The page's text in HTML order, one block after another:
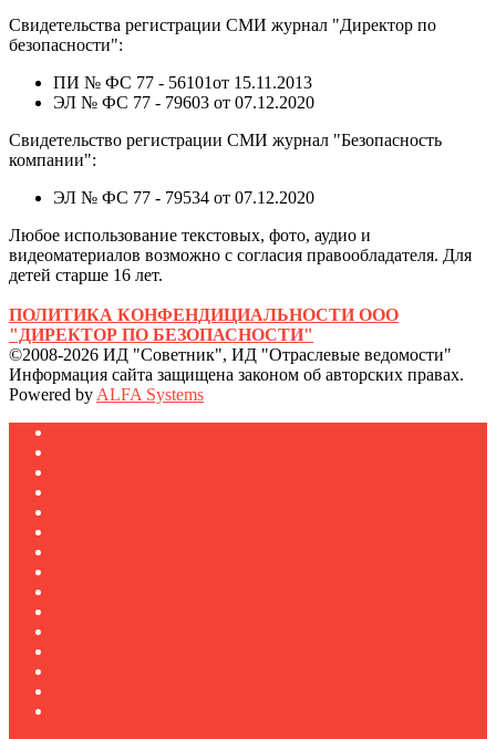
Свидетельства регистрации СМИ журнал "Директор по
безопасности":
ПИ № ФС 77 - 56101от 15.11.2013
ЭЛ № ФС 77 - 79603 от 07.12.2020
Свидетельство регистрации СМИ журнал "Безопасность
компании":
ЭЛ № ФС 77 - 79534 от 07.12.2020
Любое использование текстовых, фото, аудио и
видеоматериалов возможно с согласия правообладателя. Для
детей старше 16 лет.
ПОЛИТИКА КОНФЕНДИЦИАЛЬНОСТИ ООО
"ДИРЕКТОР ПО БЕЗОПАСНОСТИ"
©2008-2026 ИД "Советник", ИД "Отраслевые ведомости"
Информация сайта защищена законом об авторских правах.
Powered by ALFA Systems